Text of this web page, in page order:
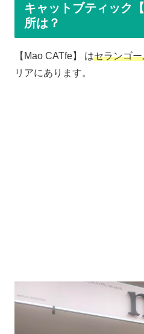
キャットブティック
所は？
【Mao CATfe】 はセランゴ
リアにあります。